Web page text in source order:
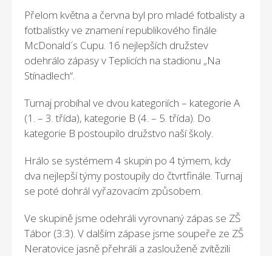
Přelom května a června byl pro mladé fotbalisty a
fotbalistky ve znamení republikového finále
McDonald´s Cupu. 16 nejlepších družstev
odehrálo zápasy v Teplicích na stadionu „Na
Stínadlech“.
Turnaj probíhal ve dvou kategoriích – kategorie A
(1. – 3. třída), kategorie B (4. – 5. třída). Do
kategorie B postoupilo družstvo naší školy.
Hrálo se systémem 4 skupin po 4 týmem, kdy
dva nejlepší týmy postoupily do čtvrtfinále. Turnaj
se poté dohrál vyřazovacím způsobem.
Ve skupině jsme odehráli vyrovnaný zápas se ZŠ
Tábor (3:3). V dalším zápase jsme soupeře ze ZŠ
Neratovice jasně přehráli a zaslouženě zvítězili